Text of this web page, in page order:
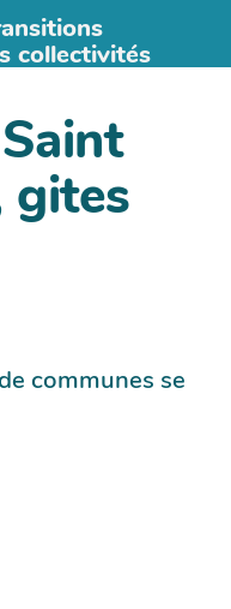
collectivités
gites
communes se